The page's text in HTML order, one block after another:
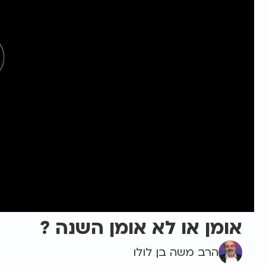
אומן או לא אומן השנה ?
הרב משה בן לולו